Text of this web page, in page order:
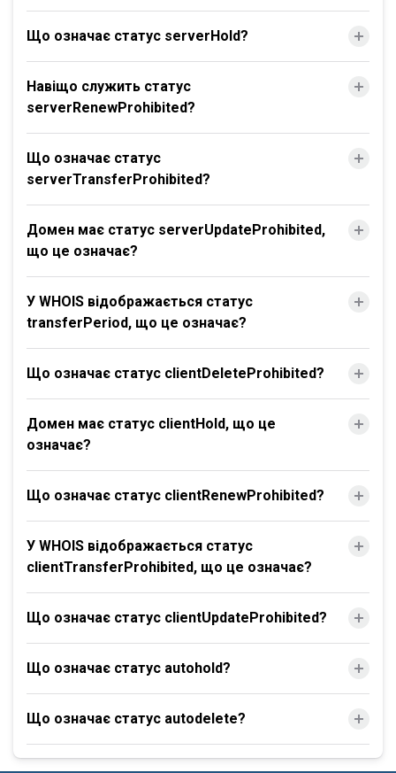
Що означає статус serverHold?
Навіщо служить статус
serverRenewProhibited?
Що означає статус
serverTransferProhibited?
Домен має статус serverUpdateProhibited,
що це означає?
У WHOIS відображається статус
transferPeriod, що це означає?
Що означає статус clientDeleteProhibited?
Домен має статус clientHold, що це
означає?
Що означає статус clientRenewProhibited?
У WHOIS відображається статус
clientTransferProhibited, що це означає?
Що означає статус clientUpdateProhibited?
Що означає статус autohold?
Що означає статус autodelete?